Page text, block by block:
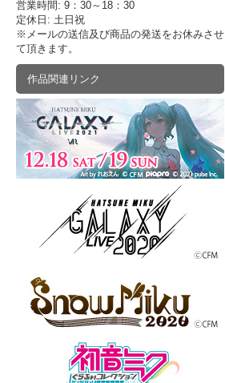
営業時間: 9：30～18：30
定休日: 土日祝
※メールの送信及び商品の発送をお休みさせ
て頂きます。
作品関連リンク